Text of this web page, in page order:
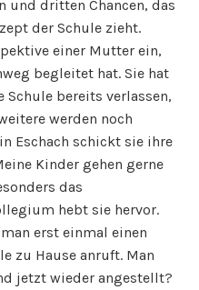
und dritten Chancen, das
der Schule zieht.
einer Mutter ein,
begleitet hat. Sie hat
Schule bereits verlassen,
werden noch
Eschach schickt sie ihre
Kinder gehen gerne
das
hebt sie hervor.
erst einmal einen
zu Hause anruft. Man
jetzt wieder angestellt?